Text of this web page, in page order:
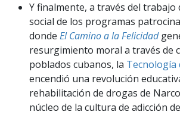
Y finalmente, a través del
social de los programas
donde El Camino a la Felicidad
resurgimiento moral a través de
poblados cubanos, la Tecnología
encendió una revolución
rehabilitación de drogas de
núcleo de la cultura de adicción